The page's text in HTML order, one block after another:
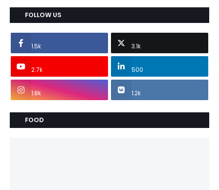
FOLLOW US
1.5k 3.1k
2.7k 500
1.8k 1.2k
FOOD